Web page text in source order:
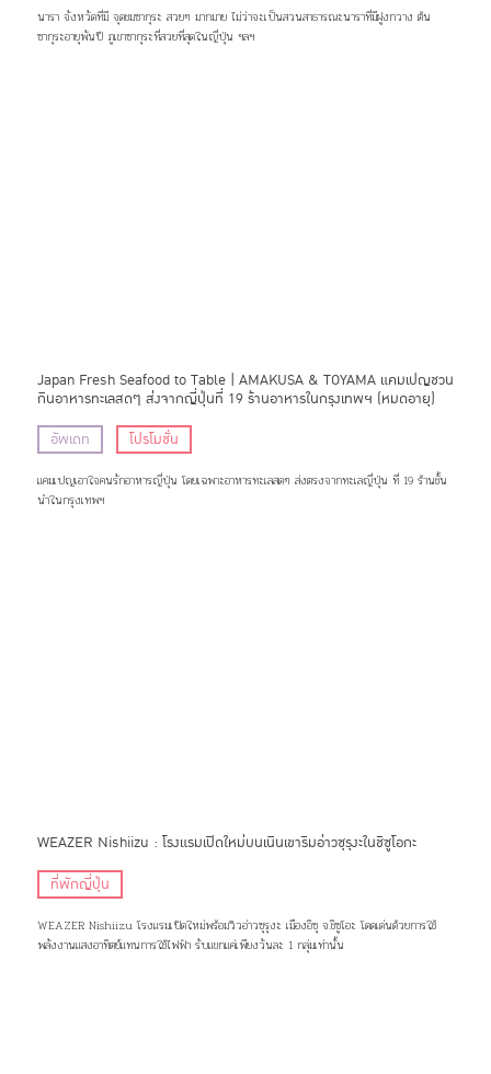
นารา จังหวัดที่มี จุดชมซากุระ สวยๆ มากมาย ไม่ว่าจะเป็นสวนสาธารณะนาราที่มีฝูงกวาง ต้น
ซากุระอายุพันปี ภูเขาซากุระที่สวยที่สุดในญี่ปุ่น ฯลฯ
Japan Fresh Seafood to Table | AMAKUSA & TOYAMA แคมเปญชวน
กินอาหารทะเลสดๆ ส่งจากญี่ปุ่นที่ 19 ร้านอาหารในกรุงเทพฯ (หมดอายุ)
อัพเดท
โปรโมชั่น
แคมเปญเอาใจคนรักอาหารญี่ปุ่น โดยเฉพาะอาหารทะเลสดๆ ส่งตรงจากทะเลญี่ปุ่น ที่ 19 ร้านชั้น
นำในกรุงเทพฯ
WEAZER Nishiizu : โรงแรมเปิดใหม่บนเนินเขาริมอ่าวซุรุงะในชิซูโอกะ
ที่พักญี่ปุ่น
WEAZER Nishiizu โรงแรมเปิดใหม่พร้อมวิวอ่าวซุรุงะ เมืองอิซุ จ.ชิซูโอะ โดดเด่นด้วยการใช้
พลังงานแสงอาทิตย์แทนการใช้ไฟฟ้า รับแขกแค่เพียงวันละ 1 กลุ่มเท่านั้น